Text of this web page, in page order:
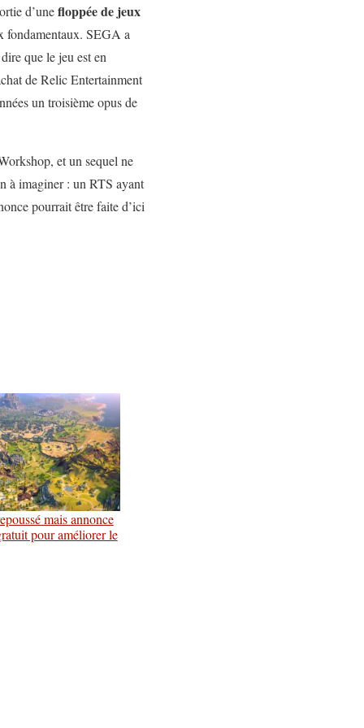
d’unefloppée de jeux
fondamentaux. SEGA a
que le jeu est en
de Relic Entertainment
un troisième opus de
et un sequel ne
à imaginer : un RTS ayant
pourrait être faite d’ici
mais annonce
pour améliorer le